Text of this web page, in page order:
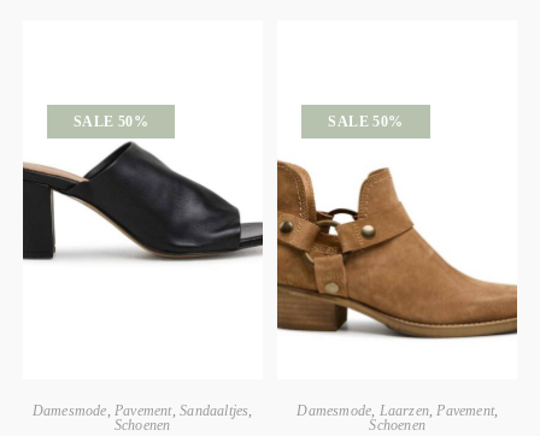
SALE 50%
Damesmode,Pavement,Sandaaltjes,
Schoenen
SALE 50%
Damesmode, Laarzen,Pavement,
Schoenen